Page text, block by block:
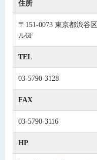
住所
〒151-0073 東京都渋谷
ル6F
TEL
03-5790-3128
FAX
03-5790-3116
HP